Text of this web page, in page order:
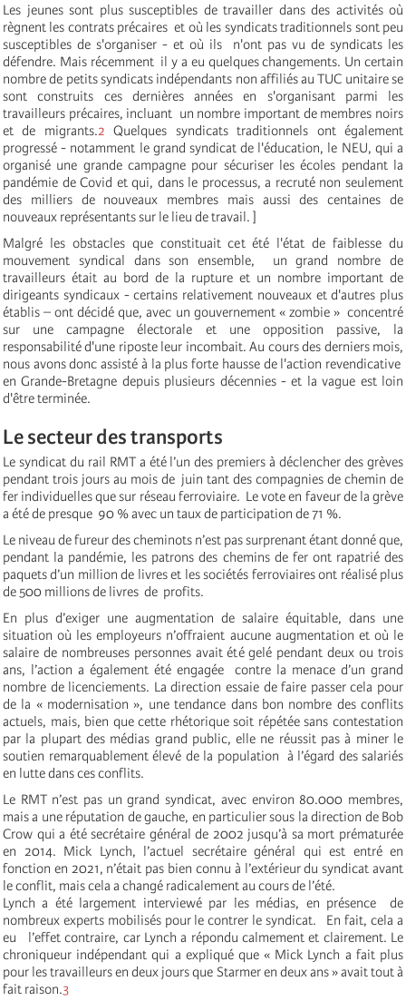
Les jeunes sont plus susceptibles de travailler dans des activités où
règnent les contrats précaires et où les syndicats traditionnels sont peu
susceptibles de s'organiser - et où ils n'ont pas vu de syndicats les
défendre. Mais récemment il y a eu quelques changements. Un certain
nombre de petits syndicats indépendants non affiliés au TUC unitaire se
sont construits ces dernières années en s'organisant parmi les
travailleurs précaires, incluant un nombre important de membres noirs
et de migrants.2 Quelques syndicats traditionnels ont également
progressé - notamment le grand syndicat de l'éducation, le NEU, qui a
organisé une grande campagne pour sécuriser les écoles pendant la
pandémie de Covid et qui, dans le processus, a recruté non seulement
des milliers de nouveaux membres mais aussi des centaines de
nouveaux représentants sur le lieu de travail. ]
Malgré les obstacles que constituait cet été l'état de faiblesse du
mouvement syndical dans son ensemble, un grand nombre de
travailleurs était au bord de la rupture et un nombre important de
dirigeants syndicaux - certains relativement nouveaux et d'autres plus
établis – ont décidé que, avec un gouvernement « zombie » concentré
sur une campagne électorale et une opposition passive, la
responsabilité d'une riposte leur incombait. Au cours des derniers mois,
nous avons donc assisté à la plus forte hausse de l'action revendicative
en Grande-Bretagne depuis plusieurs décennies - et la vague est loin
d'être terminée.
Le secteur des transports
Le syndicat du rail RMT a été l’un des premiers à déclencher des grèves
pendant trois jours au mois de juin tant des compagnies de chemin de
fer individuelles que sur réseau ferroviaire. Le vote en faveur de la grève
a été de presque 90 % avec un taux de participation de 71 %.
Le niveau de fureur des cheminots n’est pas surprenant étant donné que,
pendant la pandémie, les patrons des chemins de fer ont rapatrié des
paquets d’un million de livres et les sociétés ferroviaires ont réalisé plus
de 500 millions de livres de profits.
En plus d’exiger une augmentation de salaire équitable, dans une
situation où les employeurs n’offraient aucune augmentation et où le
salaire de nombreuses personnes avait été gelé pendant deux ou trois
ans, l’action a également été engagée contre la menace d’un grand
nombre de licenciements. La direction essaie de faire passer cela pour
de la « modernisation », une tendance dans bon nombre des conflits
actuels, mais, bien que cette rhétorique soit répétée sans contestation
par la plupart des médias grand public, elle ne réussit pas à miner le
soutien remarquablement élevé de la population à l’égard des salariés
en lutte dans ces conflits.
Le RMT n’est pas un grand syndicat, avec environ 80.000 membres,
mais a une réputation de gauche, en particulier sous la direction de Bob
Crow qui a été secrétaire général de 2002 jusqu’à sa mort prématurée
en 2014. Mick Lynch, l’actuel secrétaire général qui est entré en
fonction en 2021, n’était pas bien connu à l’extérieur du syndicat avant
le conflit, mais cela a changé radicalement au cours de l’été.
Lynch a été largement interviewé par les médias, en présence de
nombreux experts mobilisés pour le contrer le syndicat. En fait, cela a
eu l’effet contraire, car Lynch a répondu calmement et clairement. Le
chroniqueur indépendant qui a expliqué que « Mick Lynch a fait plus
pour les travailleurs en deux jours que Starmer en deux ans » avait tout à
fait raison.3